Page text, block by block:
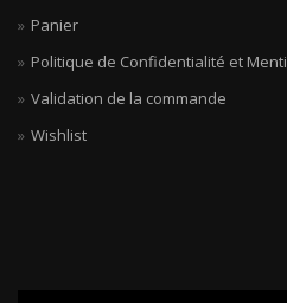
Panier
Politique de Confidentialité et
Validation de la commande
Wishlist